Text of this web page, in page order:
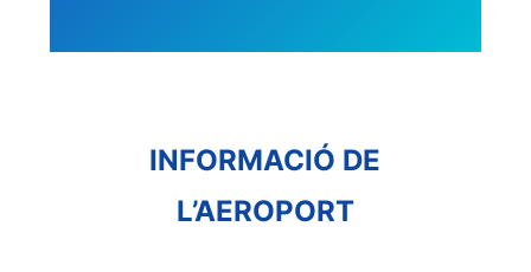
INFORMACIÓ DE
L’AEROPORT